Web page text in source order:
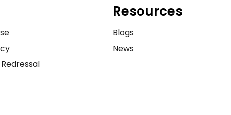
Resources
Blogs
News